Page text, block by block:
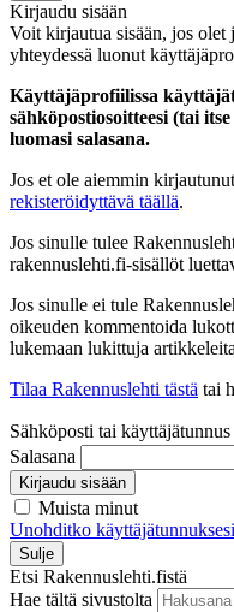
Kirjaudu sisään
Voit kirjautua sisään, jos
yhteydessä luonut
Käyttäjäprofiilissa
sähköpostiosoitteesi (tai
luomasi salasana.
Jos et ole aiemmin
rekisteröidyttävä täällä.
Jos sinulle tulee
rakennuslehti.fi-sisällöt
Jos sinulle ei tule
oikeuden kommentoida
lukemaan lukittuja
Tilaa Rakennuslehti tästä tai
Sähköposti tai käyttäjätunnus
Salasana
Kirjaudu sisään
Muista minut
Unohditko
Sulje
Etsi Rakennuslehti.fistä
Hae tältä sivustolta